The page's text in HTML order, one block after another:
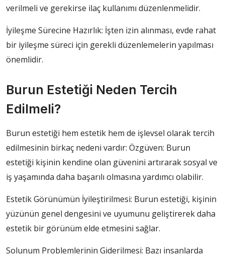
verilmeli ve gerekirse ilaç kullanımı düzenlenmelidir.
İyileşme Sürecine Hazırlık: İşten izin alınması, evde rahat
bir iyileşme süreci için gerekli düzenlemelerin yapılması
önemlidir.
Burun Estetiği Neden Tercih
Edilmeli?
Burun estetiği hem estetik hem de işlevsel olarak tercih
edilmesinin birkaç nedeni vardır: Özgüven: Burun
estetiği kişinin kendine olan güvenini artırarak sosyal ve
iş yaşamında daha başarılı olmasına yardımcı olabilir.
Estetik Görünümün İyileştirilmesi: Burun estetiği, kişinin
yüzünün genel dengesini ve uyumunu geliştirerek daha
estetik bir görünüm elde etmesini sağlar.
Solunum Problemlerinin Giderilmesi: Bazı insanlarda